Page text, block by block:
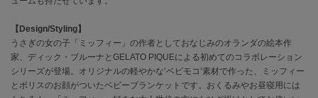
DANSKIN
ダンスキン
【Design/Styling】
うさぎの女の子「ミッフィー」の作者としておなじみのオランダの絵本作
家、ディック・ブルーナとGELATO PIQUEによる初めてのコラボレーション
シリーズが登場。オリジナルの軽やかな’ベビモコ’素材で作った、ミッフィー
とボリスのお顔がついたベビーブランケットです。おくるみやお昼寝用には